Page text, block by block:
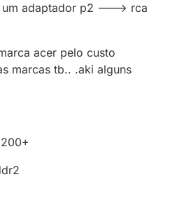
um adaptador p2 ---> rca
acer pelo custo
marcas tb.. .aki alguns